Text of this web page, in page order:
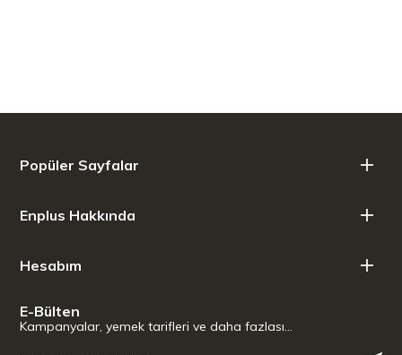
Popüler Sayfalar
Enplus Hakkında
Hesabım
E-Bülten
Kampanyalar, yemek tarifleri ve daha fazlası…